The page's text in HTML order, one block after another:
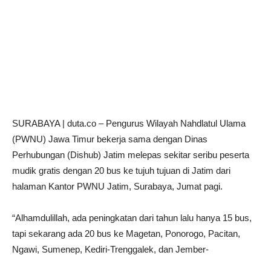
SURABAYA | duta.co – Pengurus Wilayah Nahdlatul Ulama
(PWNU) Jawa Timur bekerja sama dengan Dinas
Perhubungan (Dishub) Jatim melepas sekitar seribu peserta
mudik gratis dengan 20 bus ke tujuh tujuan di Jatim dari
halaman Kantor PWNU Jatim, Surabaya, Jumat pagi.
“Alhamdulillah, ada peningkatan dari tahun lalu hanya 15 bus,
tapi sekarang ada 20 bus ke Magetan, Ponorogo, Pacitan,
Ngawi, Sumenep, Kediri-Trenggalek, dan Jember-